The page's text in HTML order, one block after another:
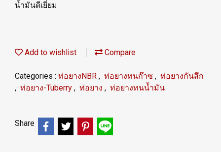
น้ำมันดีเยี่ยม
Add to wishlist Compare
Categories : ท่อยางNBR , ท่อยางทนก๊าซ , ท่อยางกันสึก
, ท่อยาง-Tuberry , ท่อยาง , ท่อยางทนน้ำมัน
Share